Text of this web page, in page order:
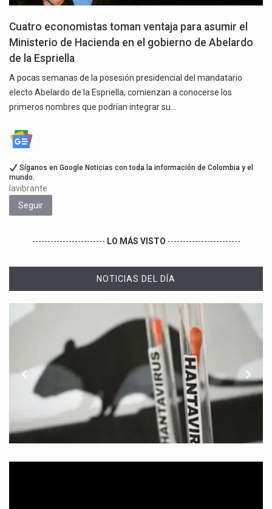
Cuatro economistas toman ventaja para asumir el
Ministerio de Hacienda en el gobierno de Abelardo
de la Espriella
A pocas semanas de la posesión presidencial del mandatario
electo Abelardo de la Espriella, comienzan a conocerse los
primeros nombres que podrían integrar su…
Síganos en Google Noticias con toda la información de Colombia y el
mundo.
lavibrante
Seguir
------------------------ LO MÁS VISTO ------------------------
NOTICIAS DEL DÍA